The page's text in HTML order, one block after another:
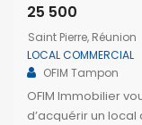
25 500
Saint Pierre, Réunion
LOCAL COMMERCIAL
OFIM Tampon
OFIM Immobilier
d’acquérir un